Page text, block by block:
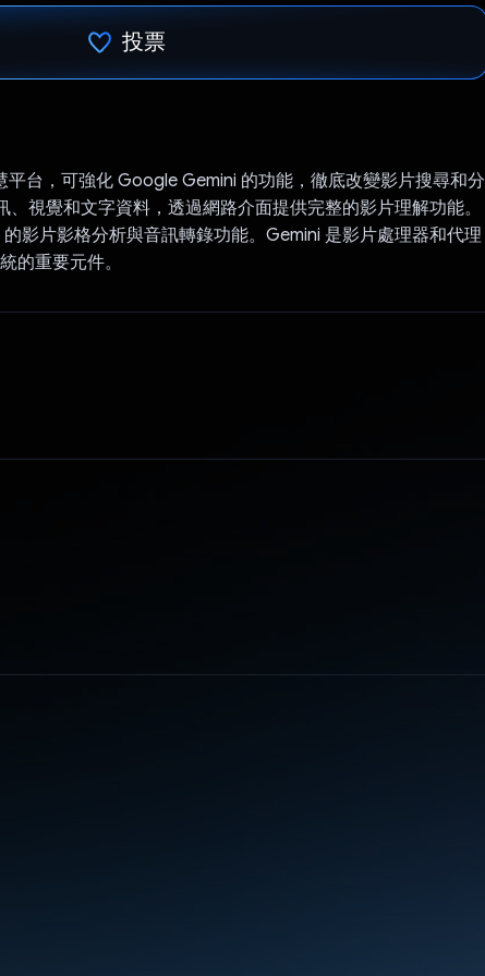
投票
平台，可強化 Google Gemini 的功能，徹底改變影片搜尋和分
視覺和文字資料，透過網路介面提供完整的影片理解功能。
影片影格分析與音訊轉錄功能。Gemini 是影片處理器和代理
的重要元件。